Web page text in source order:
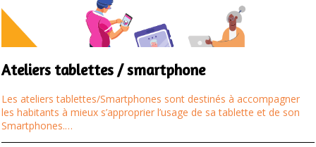
Ateliers tablettes / smartphone
Les ateliers tablettes/Smartphones sont destinés à accompagner
les habitants à mieux s’approprier l’usage de sa tablette et de son
Smartphones.…